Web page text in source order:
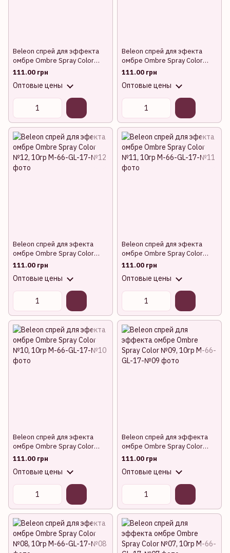
Beleon спрей для эффекта
омбре Ombre Spray Color
№15, 10гр
111.00 грн
Оптовые цены
Beleon спрей для эфекта
омбре Ombre Spray Color
№14, 10гр
111.00 грн
Оптовые цены
Beleon спрей для эфекта
омбре Ombre Spray Color
№12, 10гр
111.00 грн
Оптовые цены
Beleon спрей для эфекта
омбре Ombre Spray Color
№11, 10гр
111.00 грн
Оптовые цены
Beleon спрей для эфекта
омбре Ombre Spray Color
№10, 10гр
111.00 грн
Оптовые цены
Beleon спрей для эффекта
омбре Ombre Spray Color
№09, 10гр
111.00 грн
Оптовые цены